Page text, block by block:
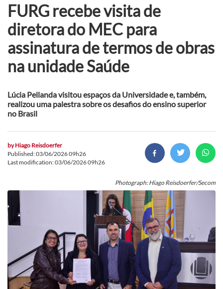
FURG recebe visita de
diretora do MEC para
assinatura de termos de obras
na unidade Saúde
Lúcia Pellanda visitou espaços da Universidade e, também,
realizou uma palestra sobre os desafios do ensino superior
no Brasil
byHiago Reisdoerfer
Published: 03/06/2026 09h26
Last modification: 03/06/2026 09h26
Photograph: Hiago Reisdoerfer/Secom